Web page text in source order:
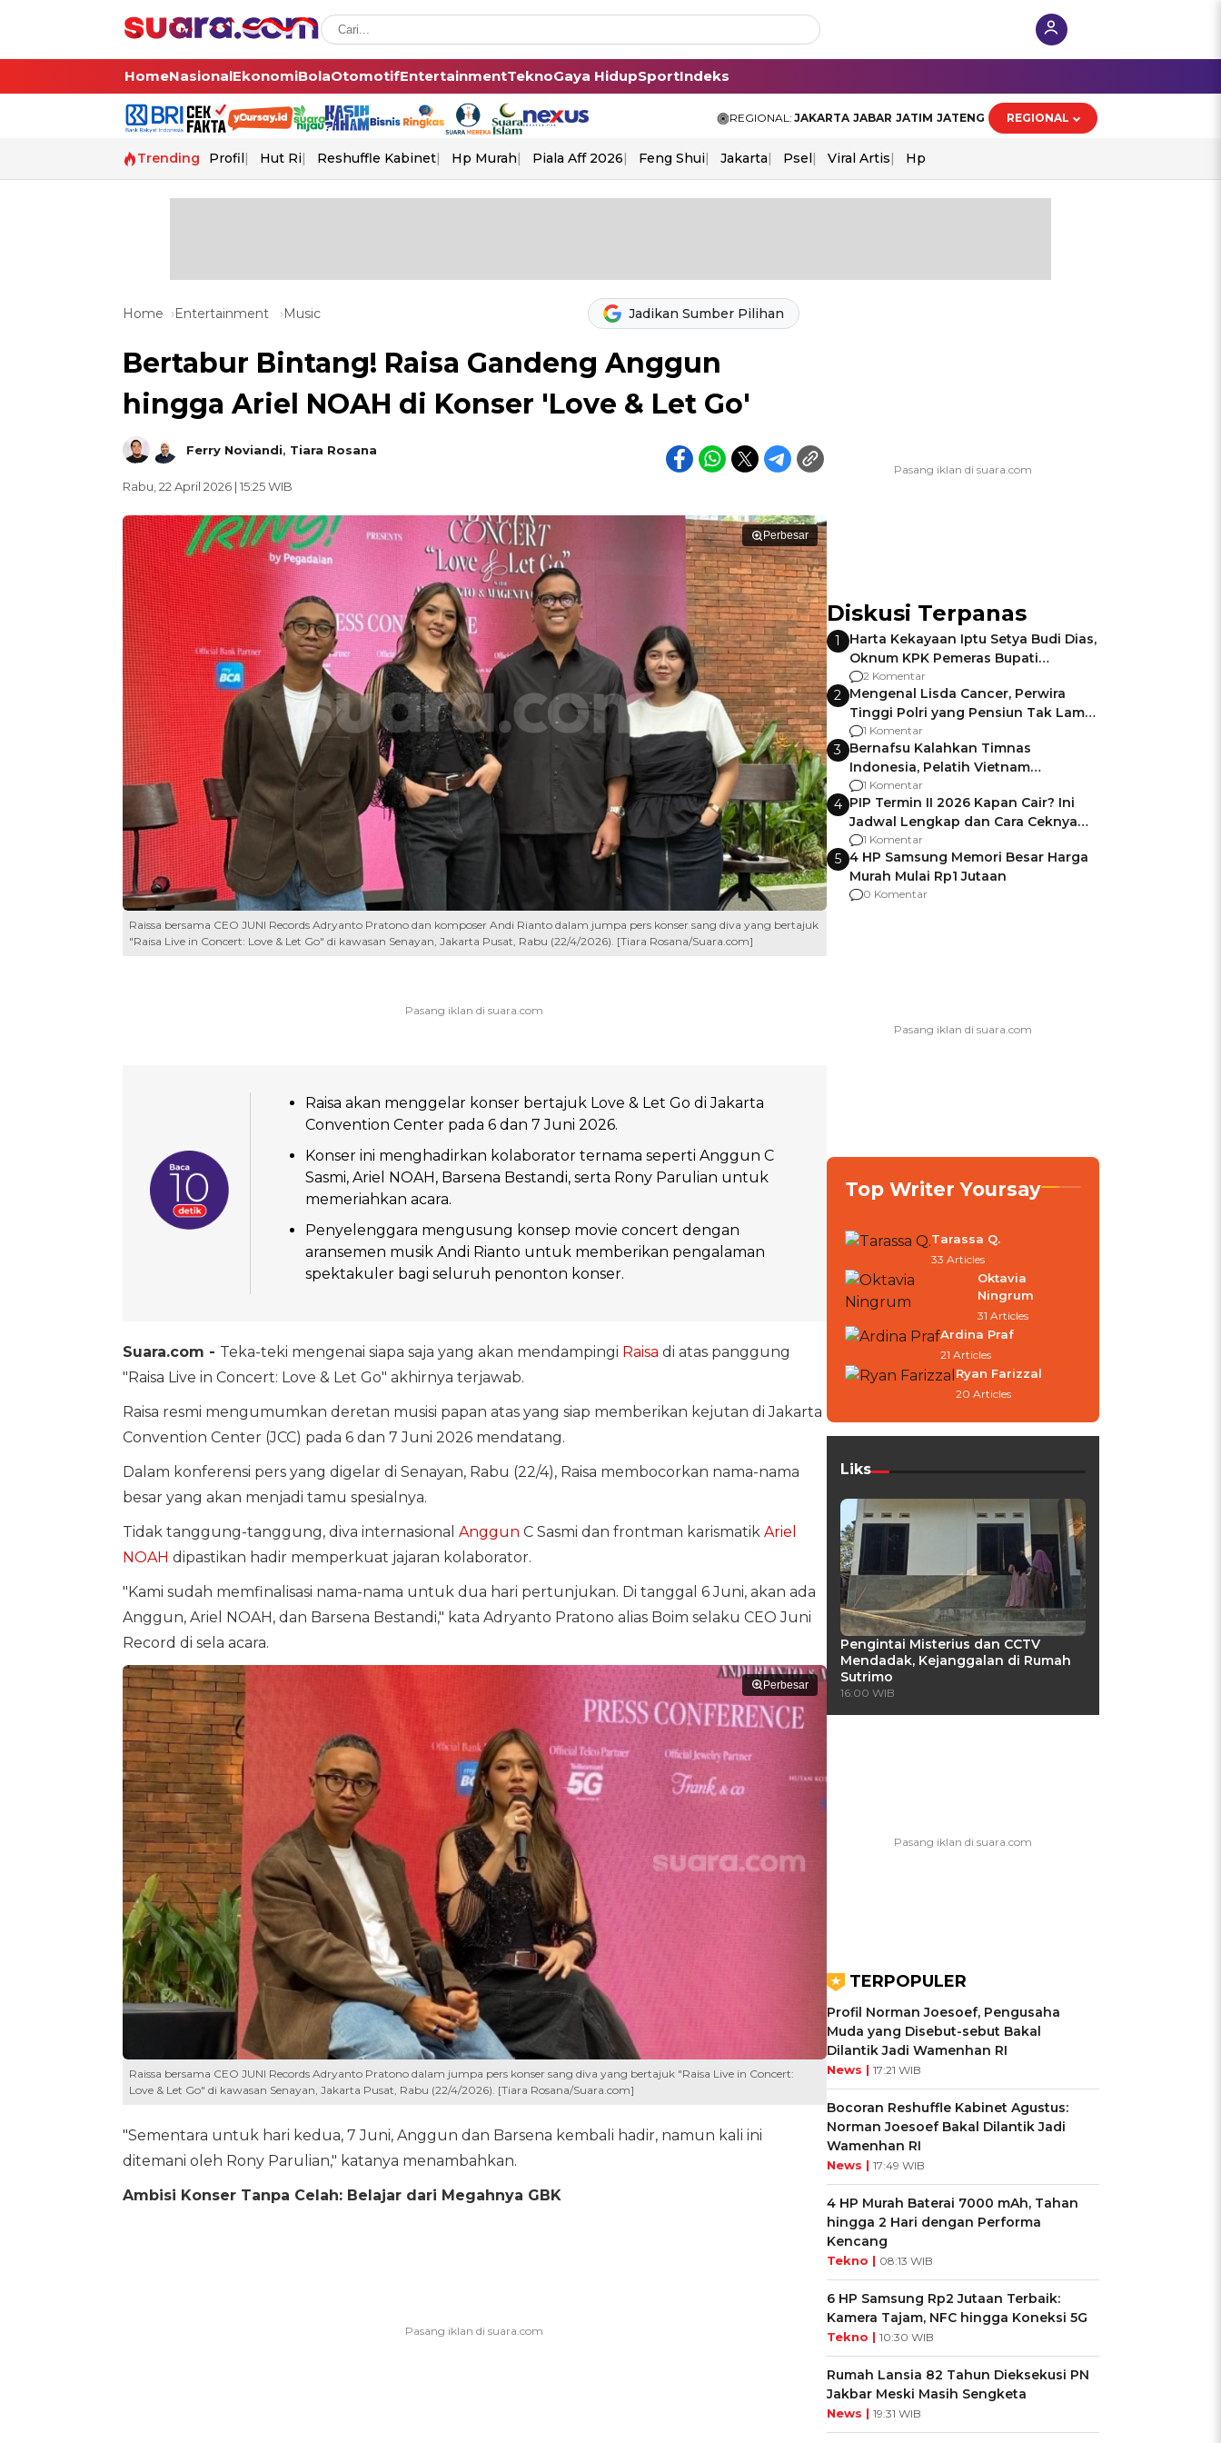
HomeNasionalEkonomiBolaOtomotifEntertainmentTeknoGaya HidupSportIndeks
REGIONAL: JAKARTA JABAR JATIM JATENG REGIONAL
Trending Profil Hut Ri Reshuffle Kabinet Hp Murah Piala Aff 2026 Feng Shui Jakarta Psel Viral Artis Hp
Home Entertainment Music Jadikan Sumber Pilihan
Bertabur Bintang! Raisa Gandeng Anggun
hingga Ariel NOAH di Konser 'Love & Let Go'
Ferry Noviandi, Tiara Rosana
Rabu, 22 April 2026 | 15:25 WIB
Perbesar
Raissa bersama CEO JUNI Records Adryanto Pratono dan komposer Andi Rianto dalam jumpa pers konser sang diva yang bertajuk
"Raisa Live in Concert: Love & Let Go" di kawasan Senayan, Jakarta Pusat, Rabu (22/4/2026). [Tiara Rosana/Suara.com]
Raisa akan menggelar konser bertajuk Love & Let Go di Jakarta
Convention Center pada 6 dan 7 Juni 2026.
Konser ini menghadirkan kolaborator ternama seperti Anggun C
Sasmi, Ariel NOAH, Barsena Bestandi, serta Rony Parulian untuk
memeriahkan acara.
Penyelenggara mengusung konsep movie concert dengan
aransemen musik Andi Rianto untuk memberikan pengalaman
spektakuler bagi seluruh penonton konser.
Suara.com - Teka-teki mengenai siapa saja yang akan mendampingi Raisa di atas panggung
"Raisa Live in Concert: Love & Let Go" akhirnya terjawab.
Raisa resmi mengumumkan deretan musisi papan atas yang siap memberikan kejutan di Jakarta
Convention Center (JCC) pada 6 dan 7 Juni 2026 mendatang.
Dalam konferensi pers yang digelar di Senayan, Rabu (22/4), Raisa membocorkan nama-nama
besar yang akan menjadi tamu spesialnya.
Tidak tanggung-tanggung, diva internasional Anggun C Sasmi dan frontman karismatik Ariel
NOAH dipastikan hadir memperkuat jajaran kolaborator.
"Kami sudah memfinalisasi nama-nama untuk dua hari pertunjukan. Di tanggal 6 Juni, akan ada
Anggun, Ariel NOAH, dan Barsena Bestandi," kata Adryanto Pratono alias Boim selaku CEO Juni
Record di sela acara.
Perbesar
Raissa bersama CEO JUNI Records Adryanto Pratono dalam jumpa pers konser sang diva yang bertajuk "Raisa Live in Concert:
Love & Let Go" di kawasan Senayan, Jakarta Pusat, Rabu (22/4/2026). [Tiara Rosana/Suara.com]
"Sementara untuk hari kedua, 7 Juni, Anggun dan Barsena kembali hadir, namun kali ini
ditemani oleh Rony Parulian," katanya menambahkan.
Ambisi Konser Tanpa Celah: Belajar dari Megahnya GBK
Diskusi Terpanas
1
Harta Kekayaan Iptu Setya Budi Dias,
Oknum KPK Pemeras Bupati
Pemalang
2 Komentar
2 Mengenal Lisda Cancer, Perwira
Tinggi Polri yang Pensiun Tak Lama
Usai Jadi Brigjen
1 Komentar
3 Bernafsu Kalahkan Timnas
Indonesia, Pelatih Vietnam
Berencana Pakai Jimat di Pakansari
1 Komentar
4 PIP Termin II 2026 Kapan Cair? Ini
Jadwal Lengkap dan Cara Ceknya
agar Dana Tidak Hangus!
1 Komentar
5 4 HP Samsung Memori Besar Harga
Murah Mulai Rp1 Jutaan
0 Komentar
Top Writer Yoursay
Tarassa Q.
33 Articles
Oktavia
Ningrum
31 Articles
Ardina Praf
21 Articles
Ryan Farizzal
20 Articles
Liks
Pengintai Misterius dan CCTV
Mendadak, Kejanggalan di Rumah
Sutrimo
16:00 WIB
TERPOPULER
Profil Norman Joesoef, Pengusaha
Muda yang Disebut-sebut Bakal
Dilantik Jadi Wamenhan RI
News | 17:21 WIB
Bocoran Reshuffle Kabinet Agustus:
Norman Joesoef Bakal Dilantik Jadi
Wamenhan RI
News | 17:49 WIB
4 HP Murah Baterai 7000 mAh, Tahan
hingga 2 Hari dengan Performa
Kencang
Tekno | 08:13 WIB
6 HP Samsung Rp2 Jutaan Terbaik:
Kamera Tajam, NFC hingga Koneksi 5G
Tekno | 10:30 WIB
Rumah Lansia 82 Tahun Dieksekusi PN
Jakbar Meski Masih Sengketa
News | 19:31 WIB